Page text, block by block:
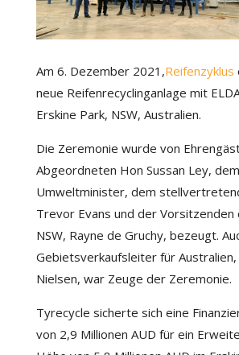
Am 6. Dezember 2021,Reifenzyklus
neue Reifenrecyclinganlage mit
Erskine Park, NSW, Australien.
Die Zeremonie wurde von
Abgeordneten Hon Sussan Ley, dem
Umweltminister, dem
Trevor Evans und der Vorsitzenden
NSW, Rayne de Gruchy, bezeugt.
Gebietsverkaufsleiter für Australien,
Nielsen, war Zeuge der Zeremonie.
Tyrecycle sicherte sich eine
von 2,9 Millionen AUD für ein